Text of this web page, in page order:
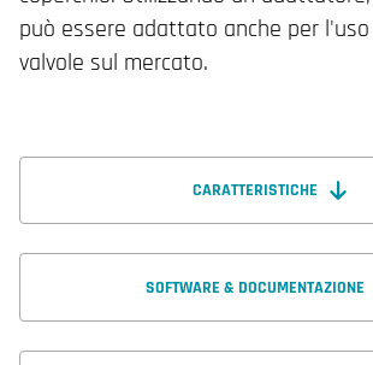
può essere adattato anche per
valvole sul mercato.
CARATTERISTICHE
SOFTWARE & DOCUMENTAZIONE